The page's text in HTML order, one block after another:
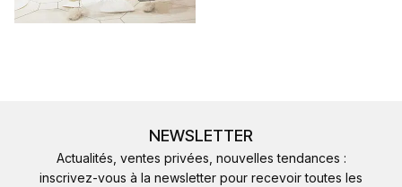
NEWSLETTER
Actualités, ventes privées, nouvelles tendances :
inscrivez-vous à la newsletter pour recevoir toutes les